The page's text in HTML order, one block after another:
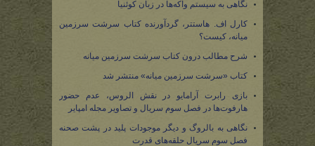
نگاهی به سیستم واکه‌ها در زبان کوئنیا
کارل اف. هاستتر، گردآورنده کتاب سرشت سرزمین
میانه، کیست؟
شرح مطالب درون کتاب سرشت سرزمین میانه
کتاب «سرشت سرزمین میانه» منتشر شد
بازی رابرت آرامایو در نقش الروس، عدم حضور
هارفوت‌ها در فصل سوم سریال و تصاویر مجله امپایر
نگاهی به بالروگ و دیگر موجودات پلید در پشت صحنه
فصل سوم سریال حلقه‌های قدرت